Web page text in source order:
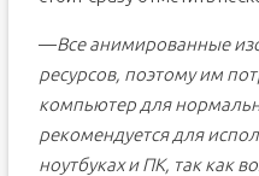
—Все анимированные
ресурсов, поэтому им
компьютер для
рекомендуется для
ноутбуках и ПК, так как